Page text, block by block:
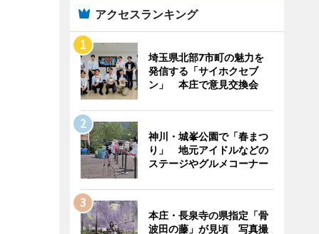
アクセスランキング
埼玉県北部7市町の魅力を
発信する「サイホクセブ
ン」 本庄で意見交換会
神川・城峯公園で「春まつ
り」 地元アイドルなどの
ステージやグルメコーナー
本庄・長泉寺の県指定「骨
波田の藤」が見頃 写真撮